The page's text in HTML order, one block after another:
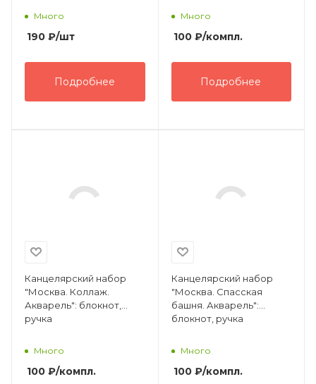
Много
190 ₽/шт
Подробнее
Много
100₽/компл.
Подробнее
Канцелярский набор
"Москва. Коллаж.
Акварель": блокнот,
ручка
Много
100 ₽/компл.
Канцелярский набор
"Москва. Спасская
башня. Акварель":
блокнот, ручка
Много
100₽/компл.